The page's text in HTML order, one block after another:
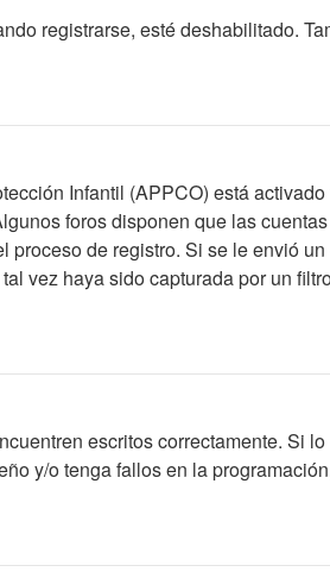
registrarse, esté deshabilitado.
Infantil (APPCO) está
foros disponen que las
de registro. Si se le envió
vez haya sido capturada por un
escritos correctamente. Si
y/o tenga fallos en la